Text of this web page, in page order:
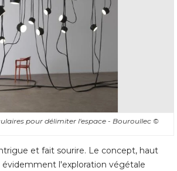
pour délimiter l'espace - Bouroullec ©
et fait sourire. Le concept, haut
évidemment l'exploration végétale